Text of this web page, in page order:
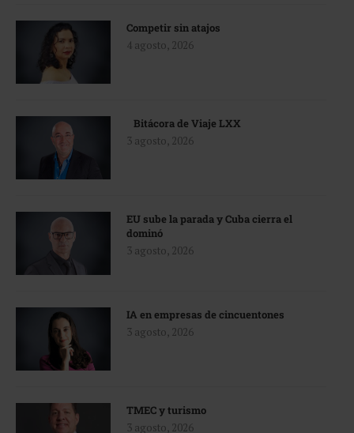
Competir sin atajos
4 agosto, 2026
Bitácora de Viaje LXX
3 agosto, 2026
EU sube la parada y Cuba cierra el
dominó
3 agosto, 2026
IA en empresas de cincuentones
3 agosto, 2026
TMEC y turismo
3 agosto, 2026